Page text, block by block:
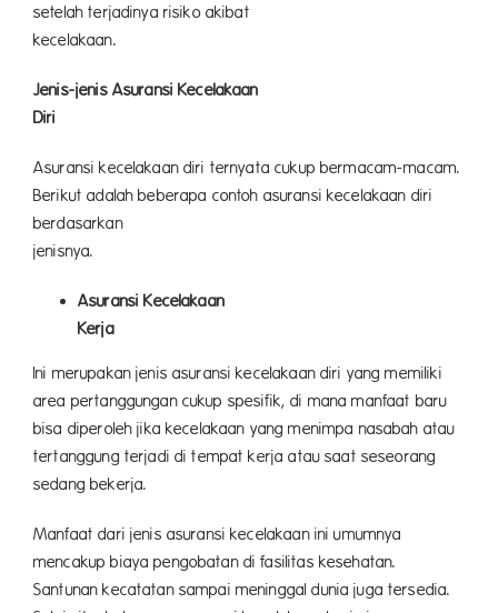
setelah terjadinya risiko akibat
Jenis-jenis Asuransi Kecelakaan
Asuransi kecelakaan diri ternyata cukup bermacam-macam.
Berikut adalah beberapa contoh asuransi kecelakaan diri
berdasarkan
Asuransi Kecelakaan
Ini merupakan jenis asuransi kecelakaan diri yang memiliki
area pertanggungan cukup spesifik, di mana manfaat baru
bisa diperoleh jika kecelakaan yang menimpa nasabah atau
tertanggung terjadi di tempat kerja atau saat seseorang
sedang bekerja.
Manfaat dari jenis asuransi kecelakaan ini umumnya
mencakup biaya pengobatan di fasilitas kesehatan.
Santunan kecatatan sampai meninggal dunia juga tersedia.